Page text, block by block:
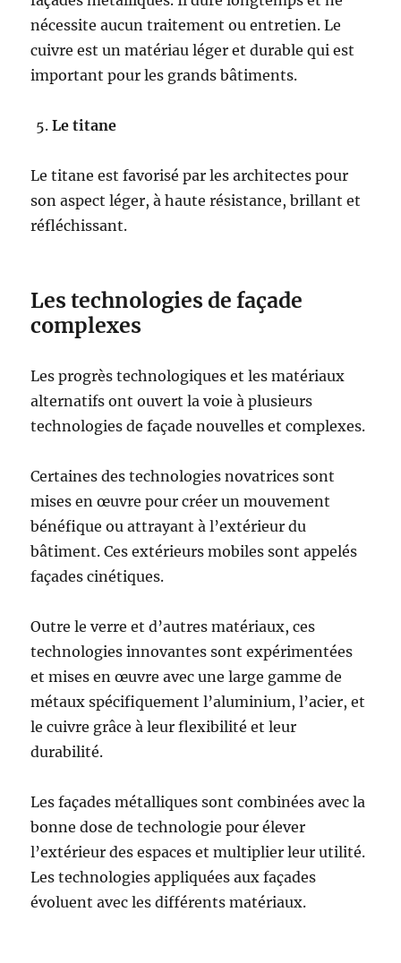
nécessite aucun traitement ou entretien. Le
cuivre est un matériau léger et durable qui est
important pour les grands bâtiments.
Le titane
Le titane est favorisé par les architectes pour
son aspect léger, à haute résistance, brillant et
réfléchissant.
Les technologies de façade
complexes
Les progrès technologiques et les matériaux
alternatifs ont ouvert la voie à plusieurs
technologies de façade nouvelles et complexes.
Certaines des technologies novatrices sont
mises en œuvre pour créer un mouvement
bénéfique ou attrayant à l’extérieur du
bâtiment. Ces extérieurs mobiles sont appelés
façades cinétiques.
Outre le verre et d’autres matériaux, ces
technologies innovantes sont expérimentées
et mises en œuvre avec une large gamme de
métaux spécifiquement l’aluminium, l’acier, et
le cuivre grâce à leur flexibilité et leur
durabilité.
Les façades métalliques sont combinées avec la
bonne dose de technologie pour élever
l’extérieur des espaces et multiplier leur utilité.
Les technologies appliquées aux façades
évoluent avec les différents matériaux.